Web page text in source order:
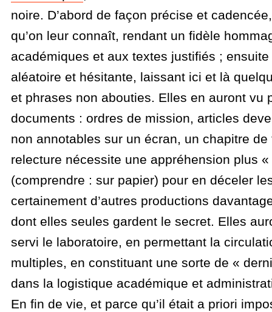
noire. D’abord de façon précise et
qu’on leur connaît, rendant un fidèle
académiques et aux textes justifiés ;
aléatoire et hésitante, laissant ici et là
et phrases non abouties. Elles en auront vu
documents : ordres de mission, articles
non annotables sur un écran, un chapitre
relecture nécessite une appréhension plus
(comprendre : sur papier) pour en déceler
certainement d’autres productions
dont elles seules gardent le secret. Elles
servi le laboratoire, en permettant la
multiples, en constituant une sorte de «
dans la logistique académique et
En fin de vie, et parce qu’il était a priori